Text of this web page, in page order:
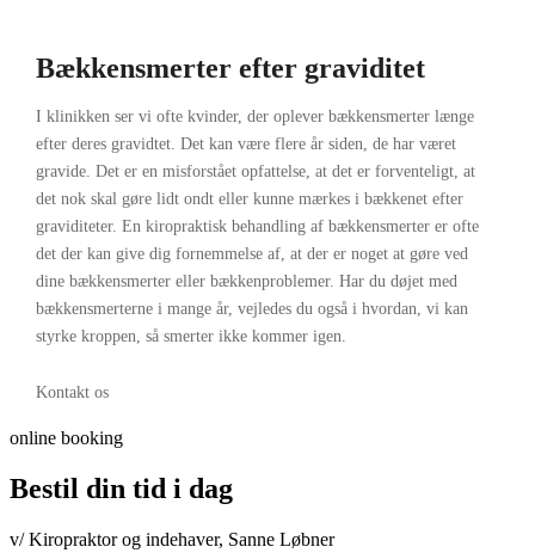
Bækkensmerter efter graviditet
I klinikken ser vi ofte kvinder, der oplever bækkensmerter længe
efter deres gravidtet. Det kan være flere år siden, de har været
gravide. Det er en misforstået opfattelse, at det er forventeligt, at
det nok skal gøre lidt ondt eller kunne mærkes i bækkenet efter
graviditeter. En kiropraktisk behandling af bækkensmerter er ofte
det der kan give dig fornemmelse af, at der er noget at gøre ved
dine bækkensmerter eller bækkenproblemer. Har du døjet med
bækkensmerterne i mange år, vejledes du også i hvordan, vi kan
styrke kroppen, så smerter ikke kommer igen.
Kontakt os
online booking
Bestil din tid i dag
v/ Kiropraktor og indehaver, Sanne Løbner